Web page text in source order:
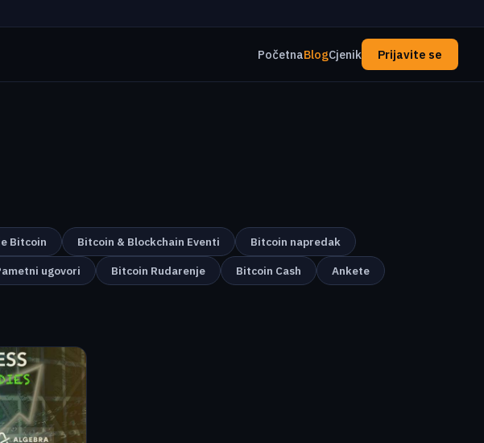
PočetnaBlogCjenik Prijavite se
Bitcoin Bitcoin & Blockchain Eventi
Bitcoin napredak
ugovori Bitcoin Rudarenje Bitcoin Cash
Ankete